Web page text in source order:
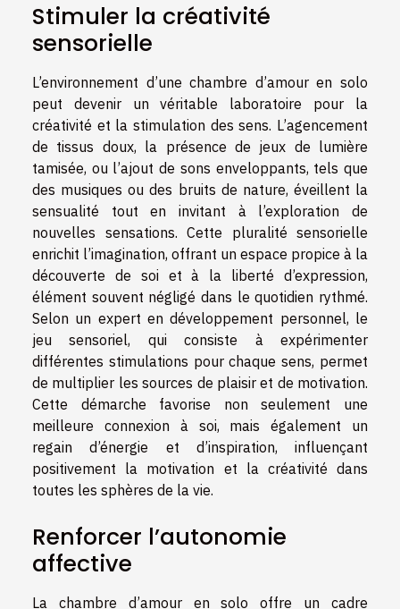
Stimuler la créativité
sensorielle
L’environnement d’une chambre d’amour en solo
peut devenir un véritable laboratoire pour la
créativité et la stimulation des sens. L’agencement
de tissus doux, la présence de jeux de lumière
tamisée, ou l’ajout de sons enveloppants, tels que
des musiques ou des bruits de nature, éveillent la
sensualité tout en invitant à l’exploration de
nouvelles sensations. Cette pluralité sensorielle
enrichit l’imagination, offrant un espace propice à la
découverte de soi et à la liberté d’expression,
élément souvent négligé dans le quotidien rythmé.
Selon un expert en développement personnel, le
jeu sensoriel, qui consiste à expérimenter
différentes stimulations pour chaque sens, permet
de multiplier les sources de plaisir et de motivation.
Cette démarche favorise non seulement une
meilleure connexion à soi, mais également un
regain d’énergie et d’inspiration, influençant
positivement la motivation et la créativité dans
toutes les sphères de la vie.
Renforcer l’autonomie
affective
La chambre d’amour en solo offre un cadre